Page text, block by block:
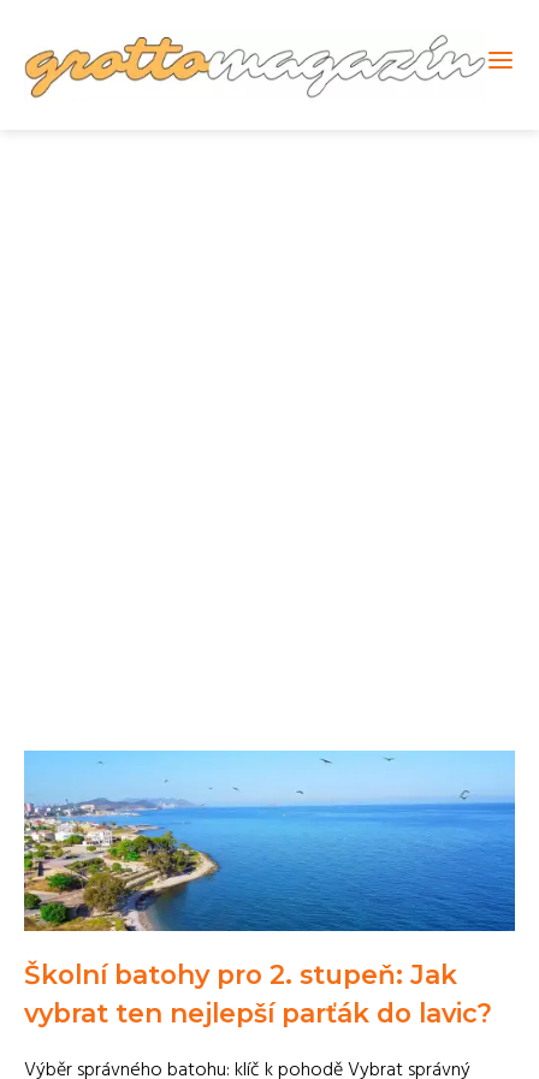
Školní batohy pro 2. stupeň: Jak
vybrat ten nejlepší parťák do lavic?
Výběr správného batohu: klíč k pohodě Vybrat správný